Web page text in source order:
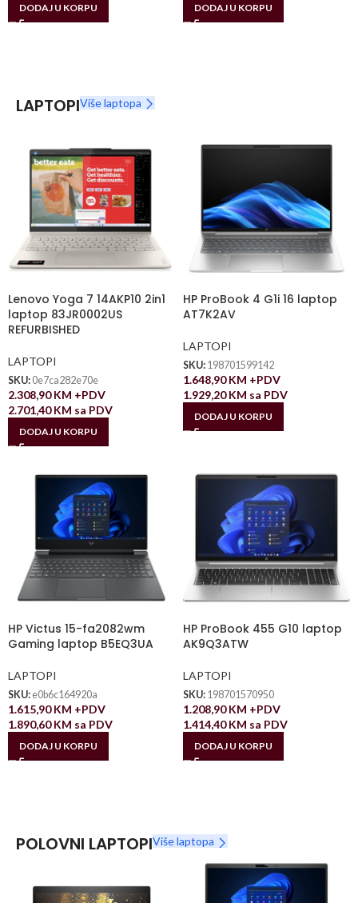
DODAJ U KORPU DODAJ U KORPU
LAPTOPIViše laptopa
Lenovo Yoga 7 14AKP10 2in1
laptop 83JR0002US
REFURBISHED
LAPTOPI
SKU: 0e7ca282e70e
2.308,90KM +PDV
2.701,40KM sa PDV
DODAJ U KORPU
HP ProBook 4 G1i 16 laptop
AT7K2AV
LAPTOPI
SKU: 198701599142
1.648,90KM +PDV
1.929,20KM sa PDV
DODAJ U KORPU
HP Victus 15-fa2082wm
Gaming laptop B5EQ3UA
LAPTOPI
SKU: e0b6c164920a
1.615,90KM +PDV
1.890,60KM sa PDV
DODAJ U KORPU
HP ProBook 455 G10 laptop
AK9Q3ATW
LAPTOPI
SKU: 198701570950
1.208,90KM +PDV
1.414,40KM sa PDV
DODAJ U KORPU
POLOVNI LAPTOPIViše laptopa